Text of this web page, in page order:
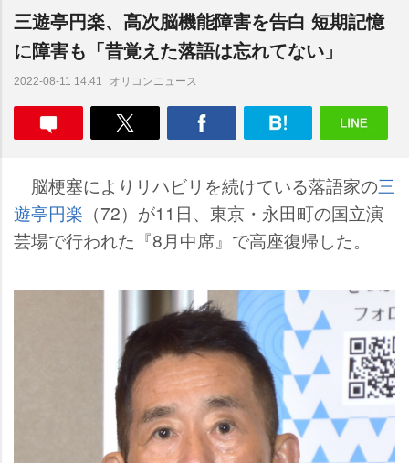
三遊亭円楽、高次脳機能障害を告白 短期記憶
に障害も「昔覚えた落語は忘れてない」
2022-08-11 14:41 オリコンニュース
脳梗塞によりリハビリを続けている落語家の三
遊亭円楽 （72）が11日、東京・永田町の国立演
芸場で行われた『8月中席』で高座復帰した。